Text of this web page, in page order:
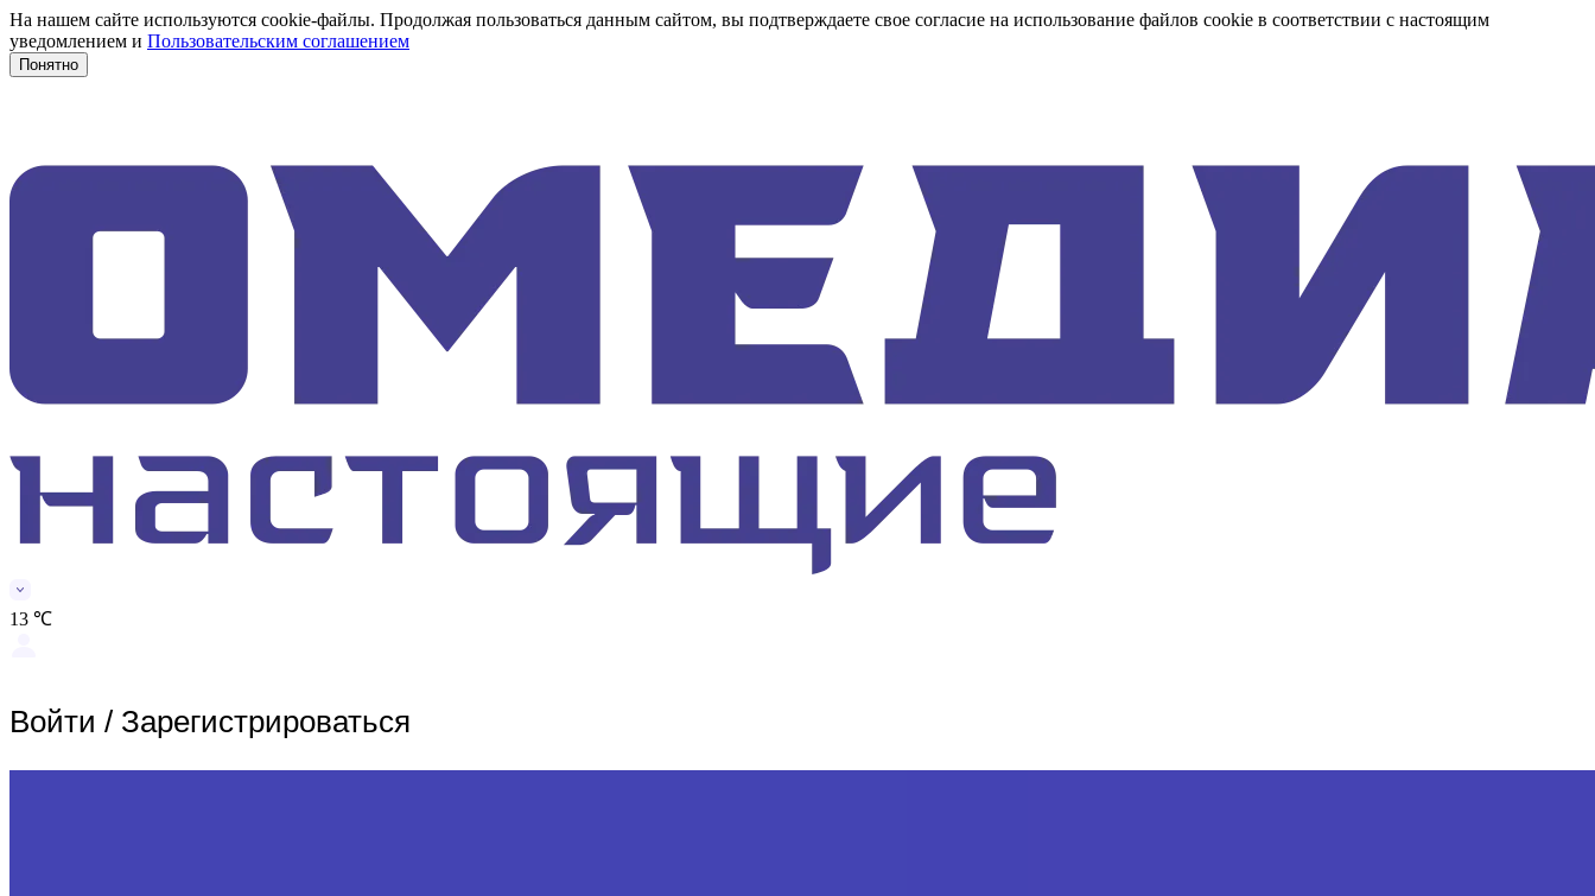
На нашем сайте используются cookie-файлы. Продолжая пользоваться данным сайтом, вы подтверждаете свое согласие на использование файлов cookie в соответствии с настоящим
уведомлением и Пользовательским соглашением
Понятно
13 ℃
Войти / Зарегистрироваться